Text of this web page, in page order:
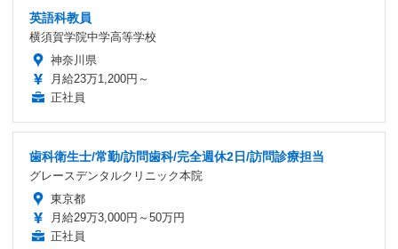
英語科教員
横須賀学院中学高等学校
神奈川県
月給23万1,200円～
正社員
歯科衛生士/常勤/訪問歯科/完全週休2日/訪問診療担当
グレースデンタルクリニック本院
東京都
月給29万3,000円～50万円
正社員